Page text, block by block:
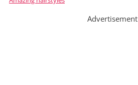
Advertisement